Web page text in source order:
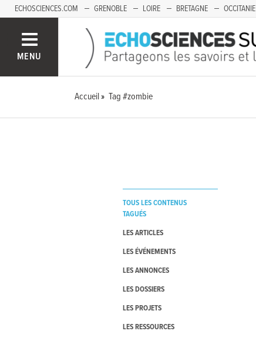
ECHOSCIENCES.COM GRENOBLE LOIRE BRETAGNE OCCITANIE
MENU
Accueil Tag #zombie
TOUS LES CONTENUS
TAGUÉS
LES ARTICLES
LES ÉVÉNEMENTS
LES ANNONCES
LES DOSSIERS
LES PROJETS
LES RESSOURCES